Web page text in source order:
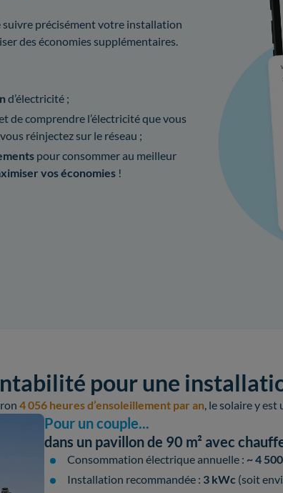
suivre précisément votre installation
des économies supplémentaires.
d’électricité ;
de comprendre l’électricité que vous
réinjectez sur le réseau ;
pour consommer au meilleur
vos économies !
pour une
4 056 heures d’ensoleillement par an, le solaire y
Pour un couple...
dans un pavillon de 90 m² avec
Consommation électrique annuelle : ~ 4
Installation recommandée : 3 kWc (soit